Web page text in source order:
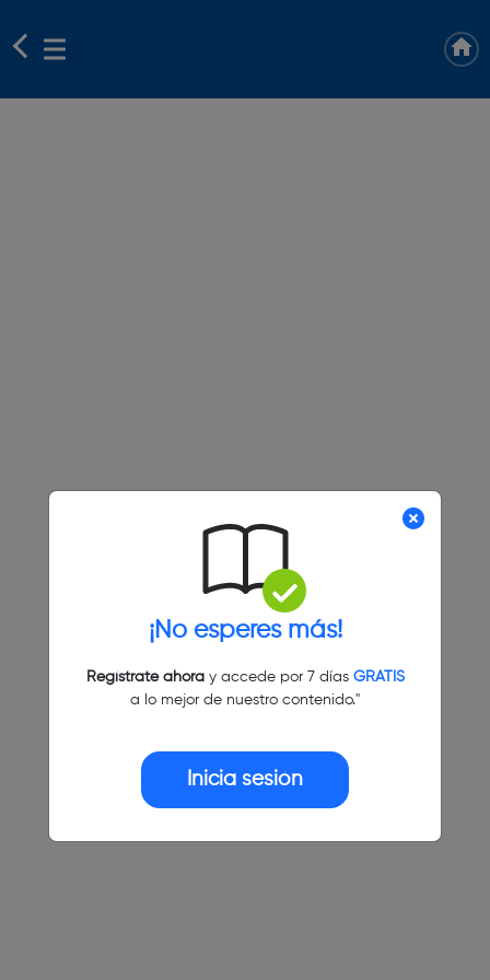
¡No esperes más!
Regístrate ahoray accede por 7 días GRATIS
a lo mejor de nuestro contenido."
Inicia sesión